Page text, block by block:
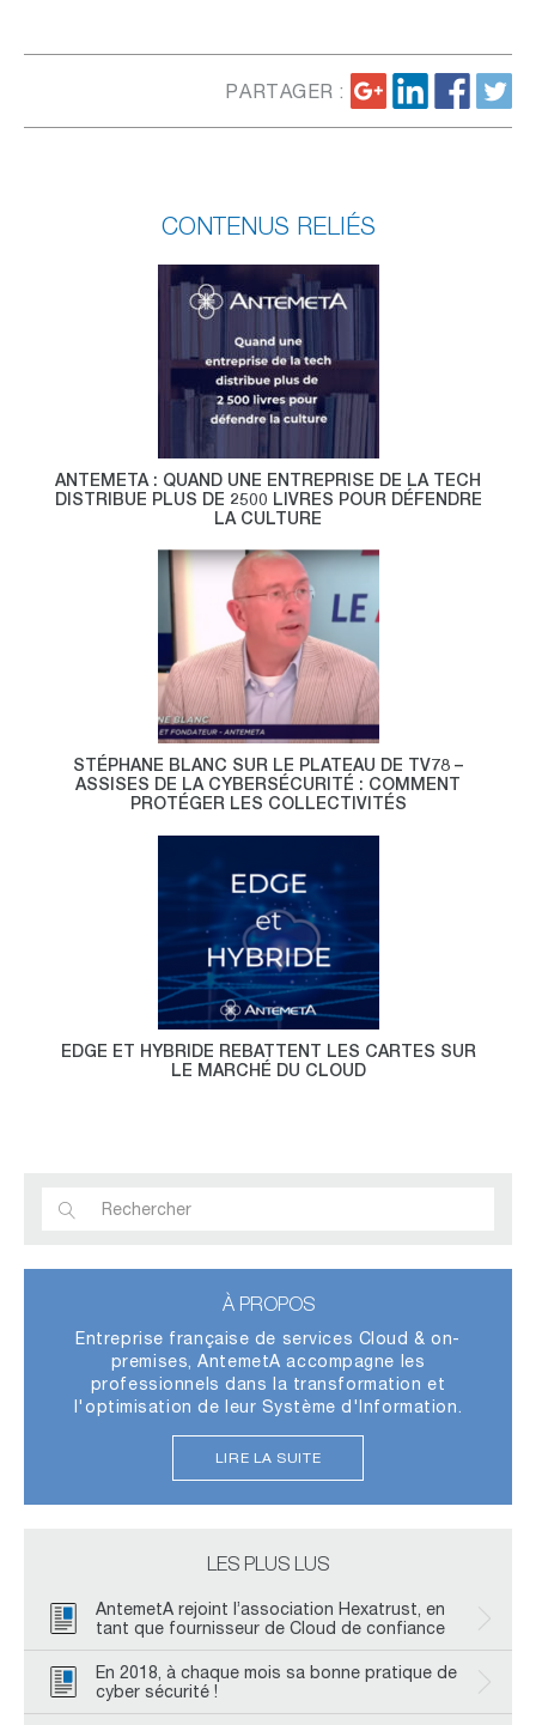
PARTAGER :
CONTENUS RELIÉS
ANTEMETA : QUAND UNE ENTREPRISE DE LA TECH
DISTRIBUE PLUS DE 2500 LIVRES POUR DÉFENDRE
LA CULTURE
STÉPHANE BLANC SUR LE PLATEAU DE TV78 –
ASSISES DE LA CYBERSÉCURITÉ : COMMENT
PROTÉGER LES COLLECTIVITÉS
EDGE ET HYBRIDE REBATTENT LES CARTES SUR
LE MARCHÉ DU CLOUD
À PROPOS
Entreprise française de services Cloud & on-
premises, AntemetA accompagne les
professionnels dans la transformation et
l'optimisation de leur Système d'Information.
LIRE LA SUITE
LES PLUS LUS
AntemetA rejoint l’association Hexatrust, en
tant que fournisseur de Cloud de confiance
En 2018, à chaque mois sa bonne pratique de
cyber sécurité !